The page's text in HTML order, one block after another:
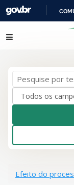
Pular para o conteúdo
Efeito do